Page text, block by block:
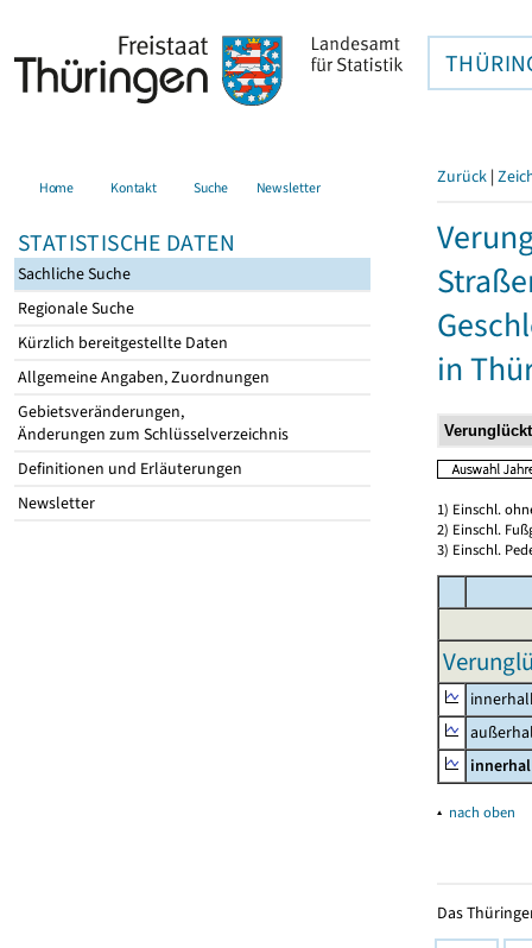
Home Kontakt Suche Newsletter
STATISTISCHE DATEN
Sachliche Suche
Regionale Suche
Kürzlich bereitgestellte Daten
Allgemeine Angaben, Zuordnungen
Gebietsveränderungen,
Änderungen zum Schlüsselverzeichnis
Definitionen und Erläuterungen
Newsletter
Zurück |
in
1) Einschl.
2) Einschl.
3) Einschl.
▴ nach oben
Das